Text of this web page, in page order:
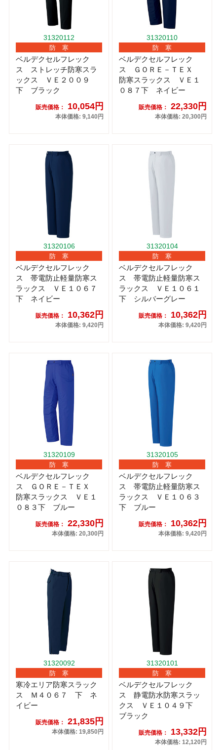
31320112
防 寒
ベルデクセルフレック
ス ストレッチ防寒スラ
ックス ＶＥ２００９
下 ブラック
販売価格： 10,054円
本体価格: 9,140円
31320110
防 寒
ベルデクセルフレック
ス ＧＯＲＥ－ＴＥＸ
防寒スラックス ＶＥ１
０８７下 ネイビー
販売価格： 22,330円
本体価格: 20,300円
31320106
防 寒
ベルデクセルフレック
ス 帯電防止軽量防寒ス
ラックス ＶＥ１０６７
下 ネイビー
販売価格： 10,362円
本体価格: 9,420円
31320104
防 寒
ベルデクセルフレック
ス 帯電防止軽量防寒ス
ラックス ＶＥ１０６１
下 シルバーグレー
販売価格： 10,362円
本体価格: 9,420円
31320109
防 寒
ベルデクセルフレック
ス ＧＯＲＥ－ＴＥＸ
防寒スラックス ＶＥ１
０８３下 ブルー
販売価格： 22,330円
本体価格: 20,300円
31320105
防 寒
ベルデクセルフレック
ス 帯電防止軽量防寒ス
ラックス ＶＥ１０６３
下 ブルー
販売価格： 10,362円
本体価格: 9,420円
31320092
防 寒
寒冷エリア防寒スラック
ス Ｍ４０６７ 下 ネ
イビー
販売価格： 21,835円
本体価格: 19,850円
31320101
防 寒
ベルデクセルフレック
ス 静電防水防寒スラッ
クス ＶＥ１０４９下
ブラック
販売価格： 13,332円
本体価格: 12,120円